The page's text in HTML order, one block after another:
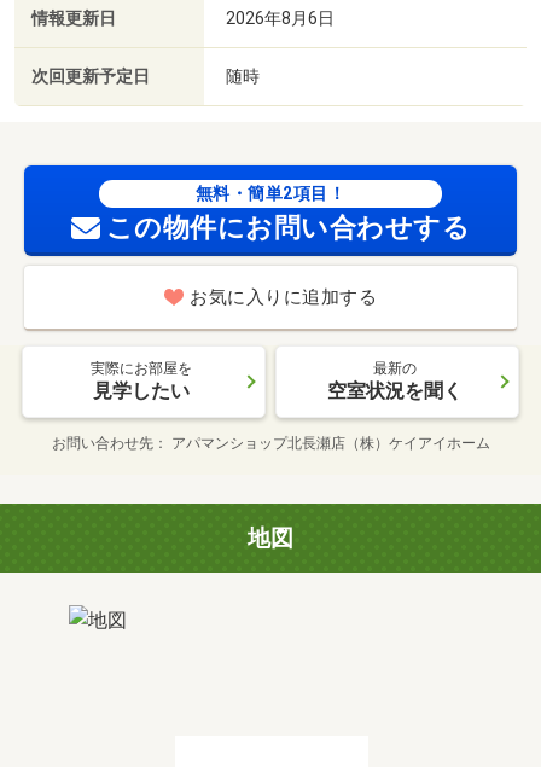
情報更新日 2026年8月6日
次回更新予定日 随時
無料・簡単2項目！
この物件にお問い合わせする
お気に入りに追加する
実際にお部屋を
見学したい
最新の
空室状況を聞く
お問い合わせ先 アパマンショップ北長瀬店（株）ケイアイホーム
地図